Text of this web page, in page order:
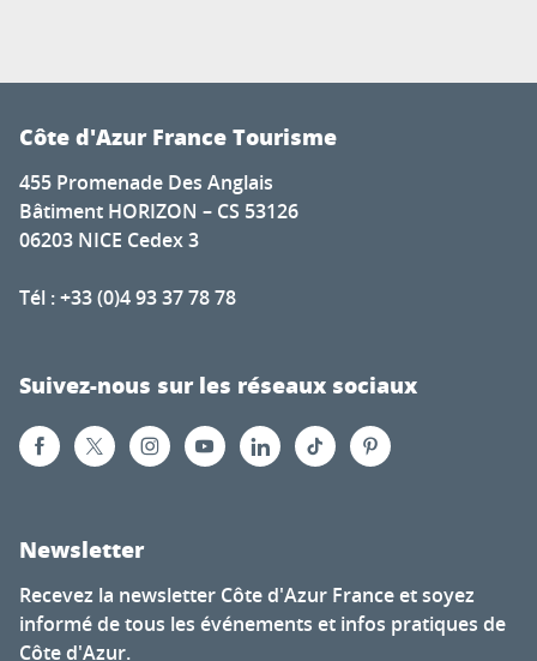
Côte d'Azur France Tourisme
455 Promenade Des Anglais
Bâtiment HORIZON – CS 53126
06203 NICE Cedex 3
Tél : +33 (0)4 93 37 78 78
Suivez-nous sur les réseaux sociaux
Newsletter
Recevez la newsletter Côte d'Azur France et soyez
informé de tous les événements et infos pratiques de
Côte d'Azur.